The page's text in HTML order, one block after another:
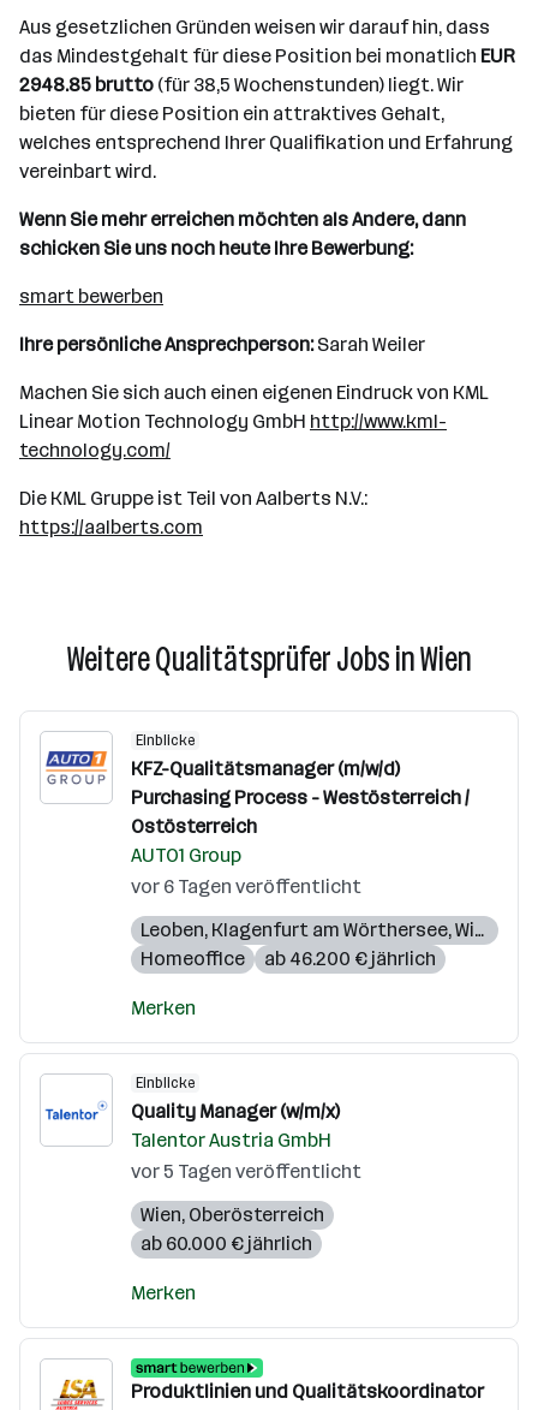
Aus gesetzlichen Gründen weisen wir darauf hin, dass
das Mindestgehalt für diese Position bei monatlich EUR
2948.85 brutto (für 38,5 Wochenstunden) liegt. Wir
bieten für diese Position ein attraktives Gehalt,
welches entsprechend Ihrer Qualifikation und Erfahrung
vereinbart wird.
Wenn Sie mehr erreichen möchten als Andere, dann
schicken Sie uns noch heute Ihre Bewerbung:
smart bewerben
Ihre persönliche Ansprechperson:Sarah Weiler
Machen Sie sich auch einen eigenen Eindruck von KML
Linear Motion Technology GmbH http://www.kml-
technology.com/
Die KML Gruppe ist Teil von Aalberts N.V.:
https://aalberts.com
Weitere Qualitätsprüfer Jobs in Wien
Einblicke
KFZ-Qualitätsmanager (m/w/d)
Purchasing Process - Westösterreich /
Ostösterreich
AUTO1 Group
vor 6 Tagen veröffentlicht
Leoben, Klagenfurt am Wörthersee,Wien ,
Homeoffice
ab 46.200 € jährlich
Merken
Einblicke
Quality Manager (w/m/x)
Talentor Austria GmbH
vor 5 Tagen veröffentlicht
Wien, Oberösterreich
ab 60.000 € jährlich
Merken
Produktlinien und Qualitätskoordinator